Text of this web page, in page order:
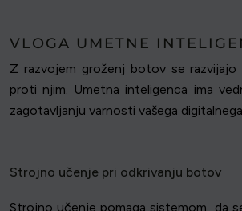
VLOGA UMETNE
Z razvojem groženj botov se
proti njim. Umetna inteligenca ima
zagotavljanju varnosti vašega
Strojno učenje pri odkrivanju botov
Strojno učenje pomaga sistemom, da